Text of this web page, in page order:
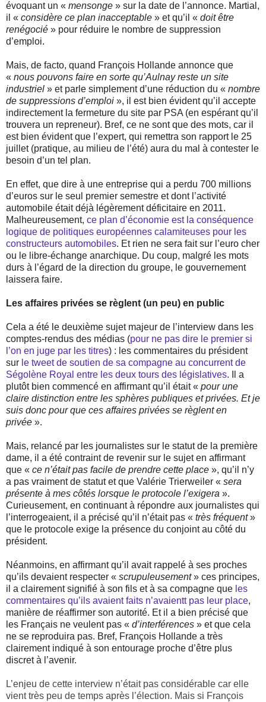
évoquant un « mensonge » sur la date de l’annonce. Martial,
il « considère ce plan inacceptable » et qu’il « doit être
renégocié » pour réduire le nombre de suppression
d’emploi.
Mais, de facto, quand François Hollande annonce que
« nous pouvons faire en sorte qu’Aulnay reste un site
industriel » et parle simplement d’une réduction du « nombre
de suppressions d’emploi », il est bien évident qu’il accepte
indirectement la fermeture du site par PSA (en espérant qu’il
trouvera un repreneur). Bref, ce ne sont que des mots, car il
est bien évident que l’expert, qui remettra son rapport le 25
juillet (pratique, au milieu de l’été) aura du mal à contester le
besoin d’un tel plan.
En effet, que dire à une entreprise qui a perdu 700 millions
d’euros sur le seul premier semestre et dont l’activité
automobile était déjà légèrement déficitaire en 2011.
Malheureusement, ce plan d’économie est la conséquence
logique de politiques européennes calamiteuses pour les
constructeurs automobiles. Et rien ne sera fait sur l’euro cher
ou le libre-échange anarchique. Du coup, malgré les mots
durs à l’égard de la direction du groupe, le gouvernement
laissera faire.
Les affaires privées se règlent (un peu) en public
Cela a été le deuxième sujet majeur de l’interview dans les
comptes-rendus des médias (pour ne pas dire le premier si
l’on en juge par les titres) : les commentaires du président
sur le tweet de soutien de sa compagne au concurrent de
Ségolène Royal entre les deux tours des législatives. Il a
plutôt bien commencé en affirmant qu’il était « pour une
claire distinction entre les sphères publiques et privées. Et je
suis donc pour que ces affaires privées se règlent en
privée ».
Mais, relancé par les journalistes sur le statut de la première
dame, il a été contraint de revenir sur le sujet en affirmant
que « ce n’était pas facile de prendre cette place », qu’il n’y
a pas vraiment de statut et que Valérie Trierweiler « sera
présente à mes côtés lorsque le protocole l’exigera ».
Curieusement, en continuant à répondre aux journalistes qui
l’interrogeaient, il a précisé qu’il n’était pas « très fréquent»
que le protocole exige la présence du conjoint au côté du
président.
Néanmoins, en affirmant qu’il avait rappelé à ses proches
qu’ils devaient respecter « scrupuleusement» ces principes,
il a clairement signifié à son fils et à sa compagne que les
commentaires qu’ils avaient faits n’avaientt pas leur place,
manière de réaffirmer son autorité. Et il a bien précisé que
les Français ne veulent pas « d’interférences » et que cela
ne se reproduira pas. Bref, François Hollande a très
clairement indiqué à son entourage proche d’être plus
discret à l’avenir.
L’enjeu de cette interview n’était pas considérable car elle
vient très peu de temps après l’élection. Mais si François